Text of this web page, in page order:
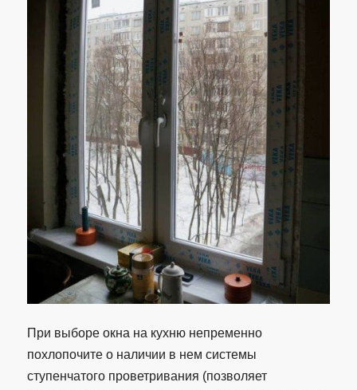
При выборе окна на кухню непременно
похлопочите о наличии в нем системы
ступенчатого проветривания (позволяет